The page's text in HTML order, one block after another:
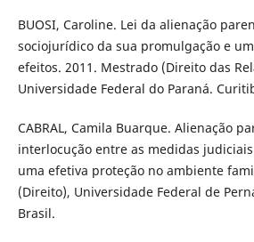
BUOSI, Caroline. Lei da alienação
sociojurídico da sua promulgação e
efeitos. 2011. Mestrado (Direito das
Universidade Federal do Paraná.
CABRAL, Camila Buarque. Alienação
interlocução entre as medidas
uma efetiva proteção no ambiente
(Direito), Universidade Federal de
Brasil.